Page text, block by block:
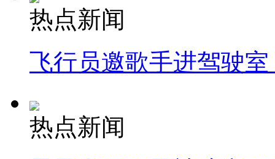
热点新闻
飞行员邀歌手进驾驶
热点新闻